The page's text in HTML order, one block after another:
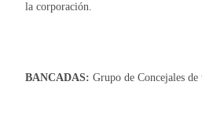
la corporación.
BANCADAS: Grupo de Concejales